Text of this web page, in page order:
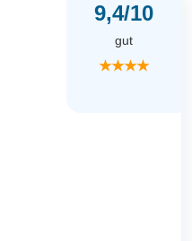
9,4/10
gut
★★★★